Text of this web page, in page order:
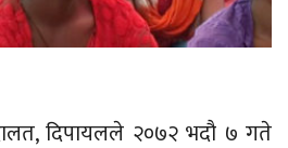
दिपायलले २०७२ भदौ ७ गते